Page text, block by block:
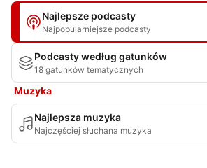
Najlepsze podcasty
Najpopularniejsze podcasty
Podcasty według gatunków
18 gatunków tematycznych
Muzyka
Najlepsza muzyka
Najczęściej słuchana muzyka